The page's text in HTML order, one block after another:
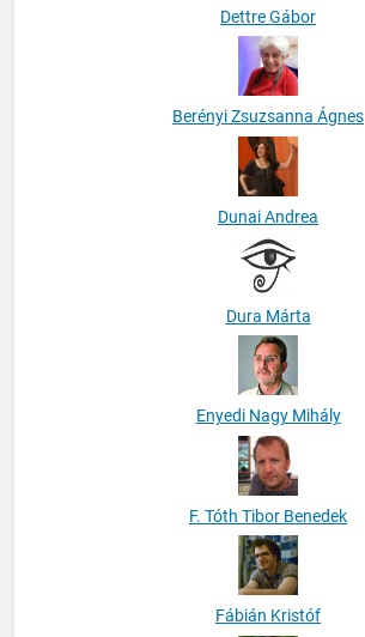
Dettre Gábor
Berényi Zsuzsanna Ágnes
Dunai Andrea
Dura Márta
Enyedi Nagy Mihály
F. Tóth Tibor Benedek
Fábián Kristóf